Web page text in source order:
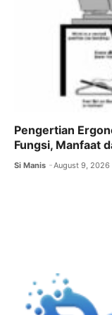
Pengertian
Fungsi, Manfaat
Si Manis August 9, 2026